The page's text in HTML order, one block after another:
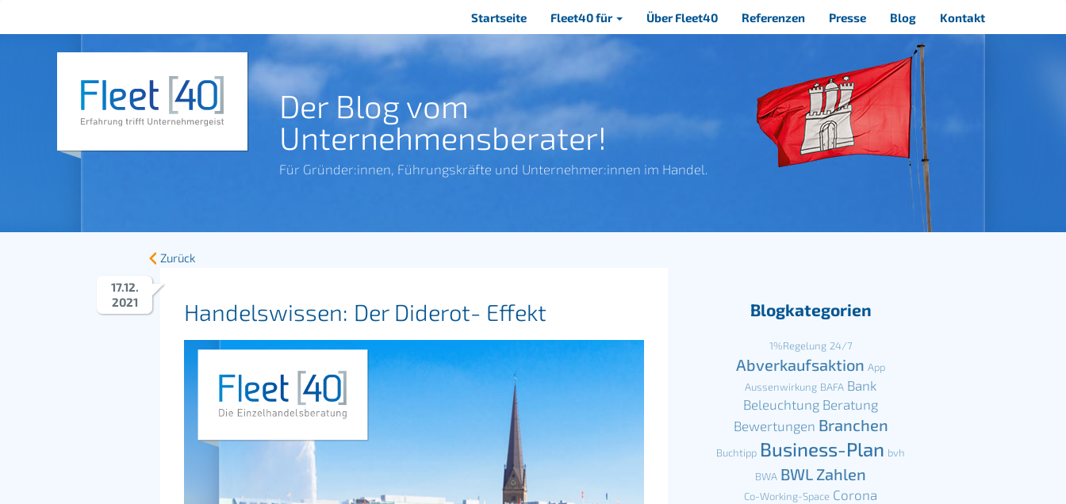
überspringen
Startseite Fleet40 für Über Fleet40 Referenzen Presse Blog Kontakt
Der Blog vom
Unternehmensberater!
Für Gründer:innen, Führungskräfte und Unternehmer:innen im Handel.
Zurück
Handelswissen: Der Diderot- Effekt
17.12.
2021
Blogkategorien
1%Regelung 24/7
Abverkaufsaktion App
Aussenwirkung BAFA Bank
Beleuchtung Beratung
Bewertungen Branchen
Buchtipp Business-Plan bvh
BWA BWL Zahlen
Co-Working-Space Corona